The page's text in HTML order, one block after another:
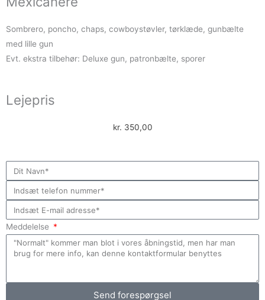
Sombrero, poncho, chaps, cowboystøvler, tørklæde, gunbælte
med lille gun
Evt. ekstra tilbehør: Deluxe gun, patronbælte, sporer
Lejepris
kr. 350,00
Meddelelse
Send forespørgsel